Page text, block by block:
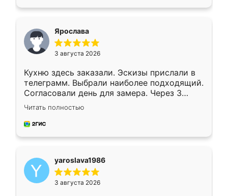
Ярослава
3 августа 2026
Кухню здесь заказали. Эскизы прислали в
телеграмм. Выбрали наиболее подходящий.
Согласовали день для замера. Через 3
недели кухня была уже готова. Остались
довольны работой. Спасибо Ренессанс
мебель за качественную работу!
Читать полностью
yaroslava1986
3 августа 2026